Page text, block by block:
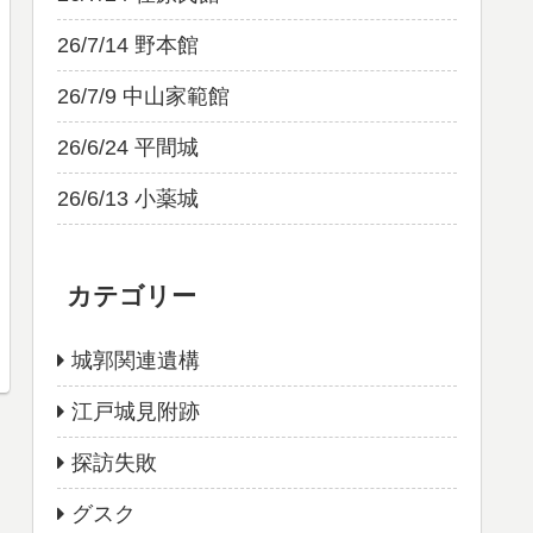
26/7/14 野本館
26/7/9 中山家範館
26/6/24 平間城
26/6/13 小薬城
カテゴリー
城郭関連遺構
江戸城見附跡
探訪失敗
グスク